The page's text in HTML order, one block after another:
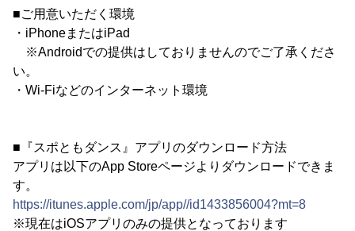
■ご用意いただく環境
・iPhoneまたはiPad
※Androidでの提供はしておりませんのでご了承くださ
い。
・Wi-Fiなどのインターネット環境
■『スポともダンス』アプリのダウンロード方法
アプリは以下のApp Storeページよりダウンロードできま
す。
https://itunes.apple.com/jp/app//id1433856004?mt=8
※現在はiOSアプリのみの提供となっております